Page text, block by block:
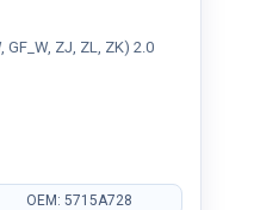
GF_W, ZJ, ZL, ZK) 2.0
OEM: 5715A728